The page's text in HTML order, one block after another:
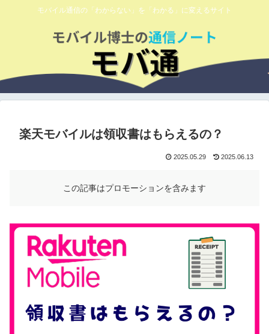
モバイル通信の「わからない」を「わかる」に変えるサイト
楽天モバイルは領収書はもらえるの？
2025.05.29 2025.06.13
この記事はプロモーションを含みます